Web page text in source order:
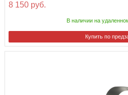
8 150 руб.
В наличии на
Купить по